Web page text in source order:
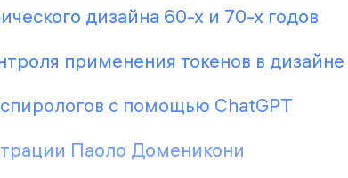
дизайна 60-х и 70-х годов
применения токенов в дизайне
с помощью ChatGPT
Паоло Доменикони